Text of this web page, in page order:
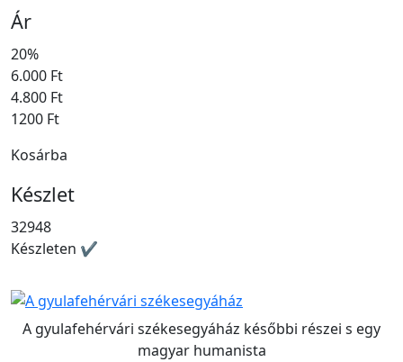
Ár
20%
6.000 Ft
4.800 Ft
1200 Ft
Kosárba
Készlet
32948
Készleten ✔
A gyulafehérvári székesegyáház későbbi részei s egy
magyar humanista